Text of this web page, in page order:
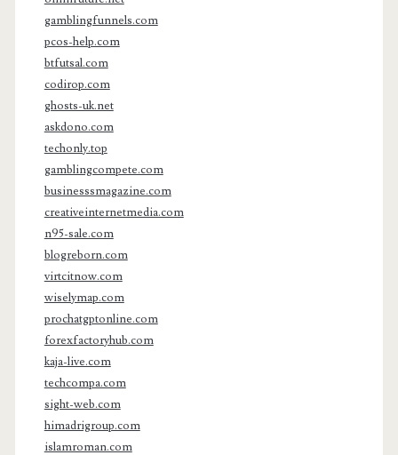
gamblingfunnels.com
pcos-help.com
btfutsal.com
codirop.com
ghosts-uk.net
askdono.com
techonly.top
gamblingcompete.com
businesssmagazine.com
creativeinternetmedia.com
n95-sale.com
blogreborn.com
virtcitnow.com
wiselymap.com
prochatgptonline.com
forexfactoryhub.com
kaja-live.com
techcompa.com
sight-web.com
himadrigroup.com
islamroman.com